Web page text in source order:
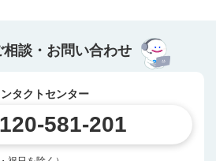
相談・お問い合わせ
ンタクトセンター
581-201